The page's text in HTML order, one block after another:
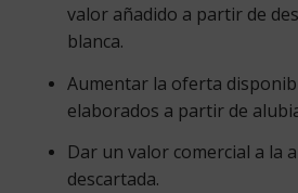
valor añadido a partir de
blanca.
Aumentar la oferta
elaborados a partir de
Dar un valor comercial a la
descartada.